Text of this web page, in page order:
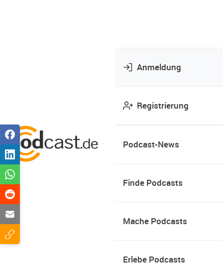
Anmeldung
Registrierung
Podcast-News
Finde Podcasts
Mache Podcasts
Erlebe Podcasts